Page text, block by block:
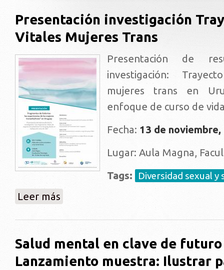
Presentación investigación
Vitales Mujeres Trans
Presentación de
investigación:
mujeres trans en
enfoque de curso de
Fecha: 13 de
Lugar: Aula Magna,
Tags:
Diversidad sexual y
Leer más
Salud mental en clave de
Lanzamiento muestra: Ilustrar